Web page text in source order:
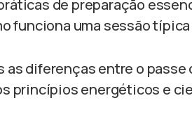
de preparação
funciona uma sessão
as diferenças entre o
princípios energéticos e